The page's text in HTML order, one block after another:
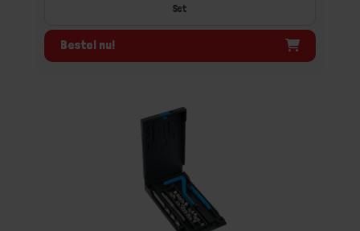
Set
Bestel nu!